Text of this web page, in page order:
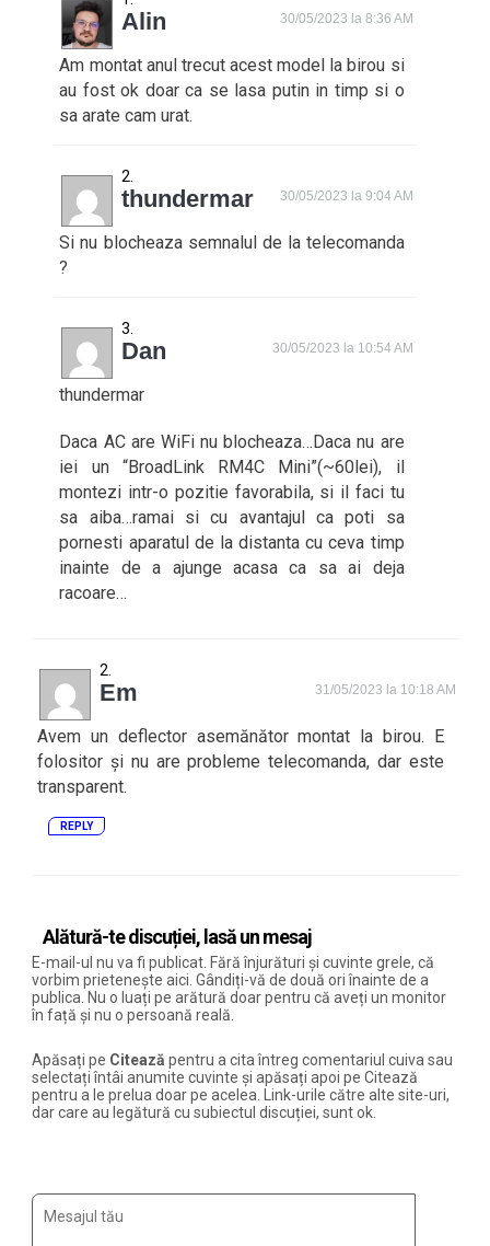
Alin 30/05/2023 la 8:36 AM
Am montat anul trecut acest model la birou si
au fost ok doar ca se lasa putin in timp si o
sa arate cam urat.
thundermar 30/05/2023 la 9:04 AM
Si nu blocheaza semnalul de la telecomanda
?
Dan 30/05/2023 la 10:54 AM
thundermar
Daca AC are WiFi nu blocheaza…Daca nu are
iei un “BroadLink RM4C Mini”(~60lei), il
montezi intr-o pozitie favorabila, si il faci tu
sa aiba…ramai si cu avantajul ca poti sa
pornesti aparatul de la distanta cu ceva timp
inainte de a ajunge acasa ca sa ai deja
racoare…
Em 31/05/2023 la 10:18 AM
Avem un deflector asemănător montat la birou. E
folositor și nu are probleme telecomanda, dar este
transparent.
REPLY
Alătură-te discuției, lasă un mesaj
E-mail-ul nu va fi publicat. Fără înjurături și cuvinte grele, că
vorbim prietenește aici. Gândiți-vă de două ori înainte de a
publica. Nu o luați pe arătură doar pentru că aveți un monitor
în față și nu o persoană reală.
Apăsați pe Citează pentru a cita întreg comentariul cuiva sau
selectați întâi anumite cuvinte și apăsați apoi pe Citează
pentru a le prelua doar pe acelea. Link-urile către alte site-uri,
dar care au legătură cu subiectul discuției, sunt ok.